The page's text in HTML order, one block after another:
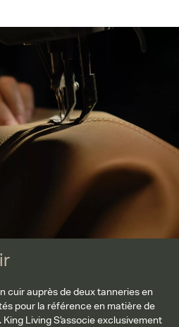
cuir auprès de deux tanneries en
pour la référence en matière de
Living S’associe exclusivement